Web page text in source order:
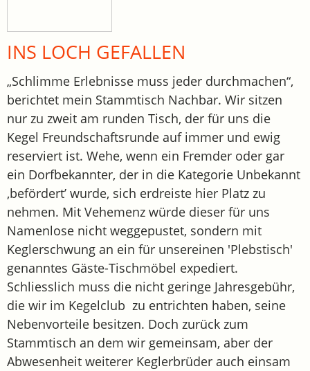
INS LOCH GEFALLEN
„Schlimme Erlebnisse muss jeder durchmachen“,
berichtet mein Stammtisch Nachbar. Wir sitzen
nur zu zweit am runden Tisch, der für uns die
Kegel Freundschaftsrunde auf immer und ewig
reserviert ist. Wehe, wenn ein Fremder oder gar
ein Dorfbekannter, der in die Kategorie Unbekannt
‚befördert’ wurde, sich erdreiste hier Platz zu
nehmen. Mit Vehemenz würde dieser für uns
Namenlose nicht weggepustet, sondern mit
Keglerschwung an ein für unsereinen 'Plebstisch'
genanntes Gäste-Tischmöbel expediert.
Schliesslich muss die nicht geringe Jahresgebühr,
die wir im Kegelclub zu entrichten haben, seine
Nebenvorteile besitzen. Doch zurück zum
Stammtisch an dem wir gemeinsam, aber der
Abwesenheit weiterer Keglerbrüder auch einsam